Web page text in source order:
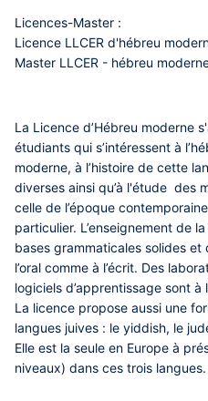
Licences-Master :
Licence LLCER d'hébreu
Master LLCER - hébreu
La Licence d’Hébreu moderne
étudiants qui s’intéressent à
moderne, à l’histoire de cette
diverses ainsi qu’à l'étude des
celle de l’époque
particulier. L’enseignement de
bases grammaticales solides
l’oral comme à l’écrit. Des
logiciels d’apprentissage sont
La licence propose aussi une
langues juives : le yiddish, le
Elle est la seule en Europe à
niveaux) dans ces trois langues.